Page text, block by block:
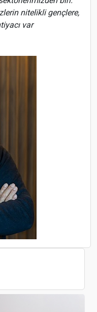
nitelikli gençlere,
var
12 gün sürecek